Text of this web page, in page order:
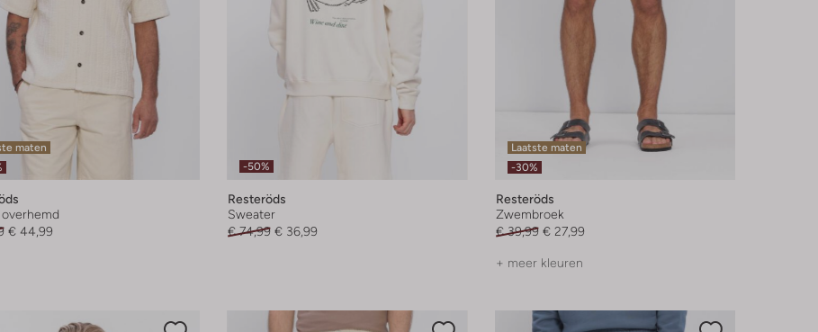
maten
€ 44,99
-50%
Resteröds
Sweater
€ 74,99 € 36,99
Laatste maten
-30%
Resteröds
Zwembroek
€ 39,99 € 27,99
+ meer kleuren